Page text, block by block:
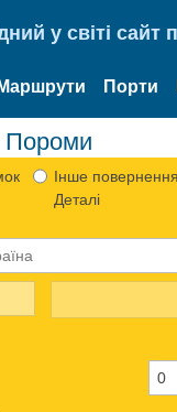
у світі
Маршрути Порти
Пороми
Інше повернення
Деталі